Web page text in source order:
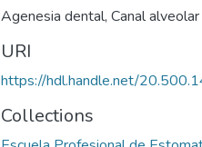
Agenesia dental, Canal
URI
https://hdl.handle.net/
Collections